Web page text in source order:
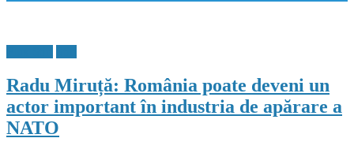
Radu Miruță: România poate deveni un
actor important în industria de apărare a
NATO